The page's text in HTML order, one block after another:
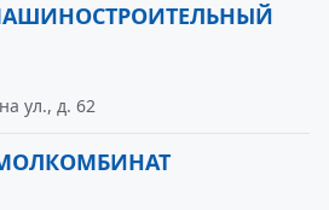
ул., д. 62